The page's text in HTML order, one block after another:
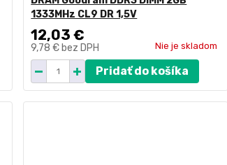
1333MHz CL9 DR 1,5V
12,03 €
9,78 € bez DPH Nie je skladom
Pridať do košíka